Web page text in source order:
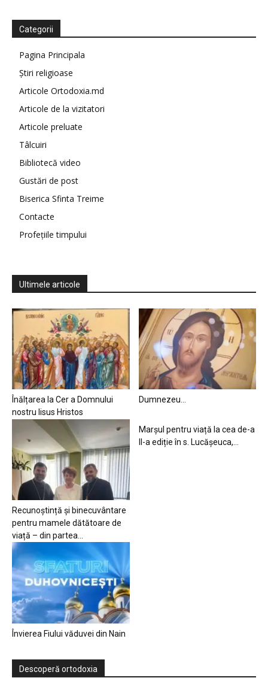
Categorii
Pagina Principala
Știri religioase
Articole Ortodoxia.md
Articole de la vizitatori
Articole preluate
Tâlcuiri
Bibliotecă video
Gustări de post
Biserica Sfinta Treime
Contacte
Profețiile timpului
Ultimele articole
Înălțarea la Cer a Domnului
nostru Iisus Hristos
Dumnezeu…
Recunoștință și binecuvântare
pentru mamele dătătoare de
viață – din partea...
Marșul pentru viață la cea de-a
II-a ediție în s. Lucășeuca,...
Învierea Fiului văduvei din Nain
Descoperă ortodoxia